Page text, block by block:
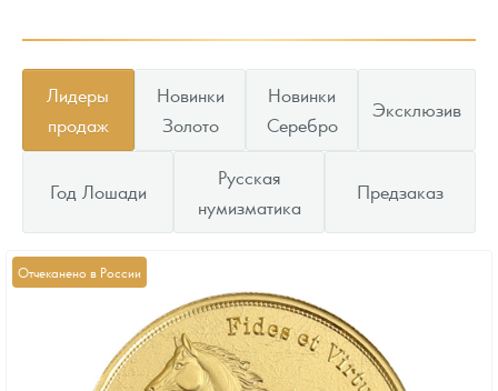
Лидеры
продаж
Новинки
Золото
Новинки
Серебро
Эксклюзив
Год Лошади
Русская
нумизматика
Предзаказ
Отчеканено в России